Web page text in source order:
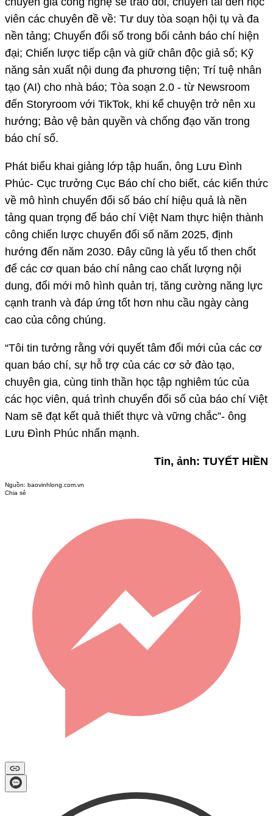
đến Storyroom với TikTok, khi kể chuyện trở nên xu
hướng; Bảo vệ bản quyền và chống đạo văn trong
báo chí số.
Phát biểu khai giảng lớp tập huấn, ông Lưu Đình
Phúc- Cục trưởng Cục Báo chí cho biết, các kiến thức
về mô hình chuyển đổi số báo chí hiệu quả là nền
tảng quan trọng để báo chí Việt Nam thực hiện thành
công chiến lược chuyển đổi số năm 2025, định
hướng đến năm 2030. Đây cũng là yếu tố then chốt
để các cơ quan báo chí nâng cao chất lượng nội
dung, đổi mới mô hình quản trị, tăng cường năng lực
cạnh tranh và đáp ứng tốt hơn nhu cầu ngày càng
cao của công chúng.
“Tôi tin tưởng rằng với quyết tâm đổi mới của các cơ
quan báo chí, sự hỗ trợ của các cơ sở đào tạo,
chuyên gia, cùng tinh thần học tập nghiêm túc của
các học viên, quá trình chuyển đổi số của báo chí Việt
Nam sẽ đạt kết quả thiết thực và vững chắc”- ông
Lưu Đình Phúc nhấn mạnh.
Tin, ảnh: TUYẾT HIỀN
Chia sẻ